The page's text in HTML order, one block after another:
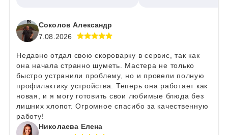
Соколов Александр
7.08.2026
Недавно отдал свою скороварку в сервис, так как
она начала странно шуметь. Мастера не только
быстро устранили проблему, но и провели полную
профилактику устройства. Теперь она работает как
новая, и я могу готовить свои любимые блюда без
лишних хлопот. Огромное спасибо за качественную
работу!
Николаева Елена